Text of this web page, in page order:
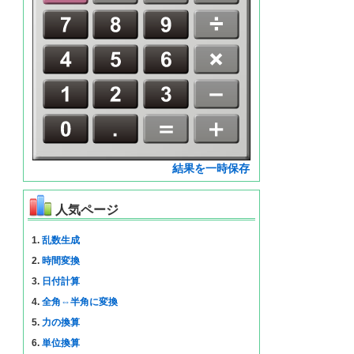
結果を一時保存
人気ページ
1. 乱数生成
2. 時間変換
3. 日付計算
4. 全角⇔半角に変換
5. 力の換算
6. 単位換算